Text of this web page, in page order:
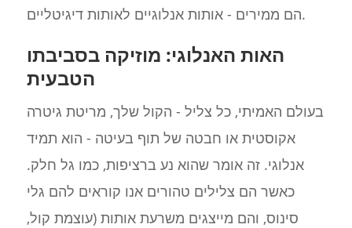
הם ממירים - אותות אנלוגיים לאותות דיגיטליים.
האות האנלוגי: מוזיקה בסביבתו
הטבעית
בעולם האמיתי, כל צליל - הקול שלך, מריטת גיטרה
אקוסטית או חבטה של תוף בעיטה - הוא תמיד
אנלוגי. זה אומר שהוא נע ברציפות, כמו גל חלק.
כאשר הם צלילים טהורים אנו קוראים להם גלי
סינוס, והם מייצגים משרעת אותות (עוצמת קול,